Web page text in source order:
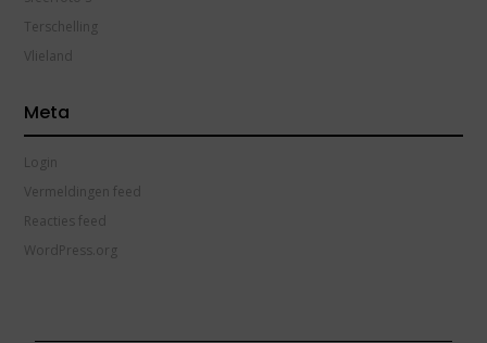
Terschelling
Vlieland
Meta
Login
Vermeldingen feed
Reacties feed
WordPress.org